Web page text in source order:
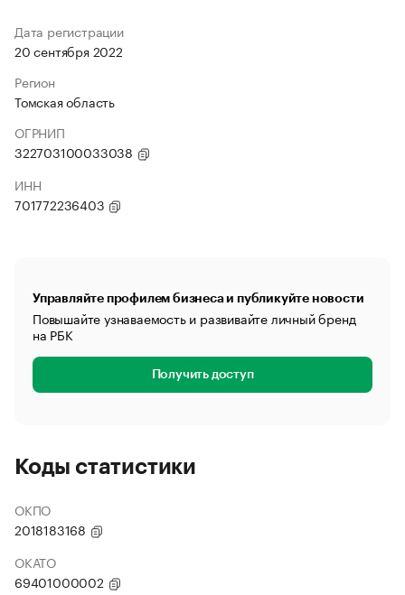
Дата регистрации
20 сентября 2022
Регион
Томская область
ОГРНИП
322703100033038
ИНН
701772236403
Управляйте профилем бизнеса и публикуйте новости
Повышайте узнаваемость и развивайте личный бренд
на РБК
Получить доступ
Коды статистики
ОКПО
2018183168
ОКАТО
69401000002